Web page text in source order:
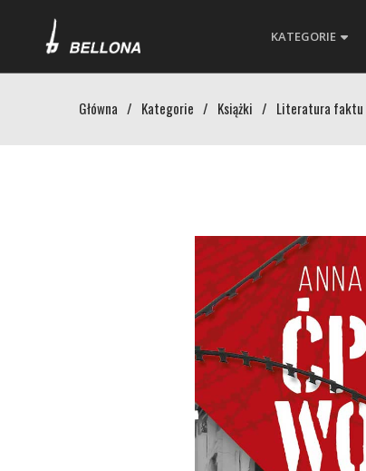
KATEGORIE
Główna / Kategorie / Książki / Literatura faktu